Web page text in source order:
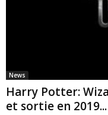
News
Harry Potter:
et sortie en 2019...